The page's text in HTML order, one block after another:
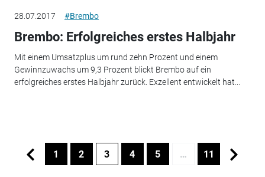
28.07.2017 #Brembo
Brembo: Erfolgreiches erstes Halbjahr
Mit einem Umsatzplus um rund zehn Prozent und einem
Gewinnzuwachs um 9,3 Prozent blickt Brembo auf ein
erfolgreiches erstes Halbjahr zurück. Exzellent entwickelt hat...
1 2 3 4 5 … 11